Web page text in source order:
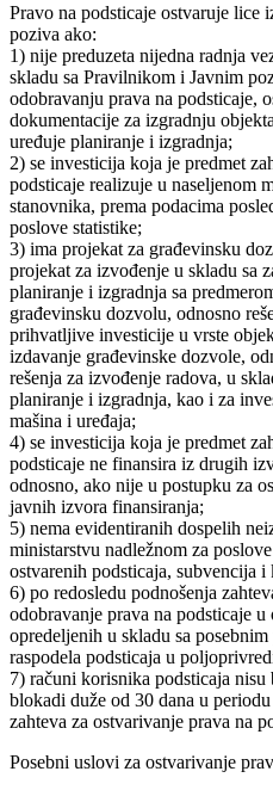
Pravo na podsticaje ostvaruje lice
poziva ako:
1) nije preduzeta nijedna radnja
skladu sa Pravilnikom i Javnim
odobravanju prava na podsticaje,
dokumentacije za izgradnju
uređuje planiranje i izgradnja;
2) se investicija koja je predmet
podsticaje realizuje u naseljenom
stanovnika, prema podacima
poslove statistike;
3) ima projekat za građevinsku
projekat za izvođenje u skladu sa
planiranje i izgradnja sa
građevinsku dozvolu, odnosno
prihvatljive investicije u vrste
izdavanje građevinske dozvole,
rešenja za izvođenje radova, u
planiranje i izgradnja, kao i za
mašina i uređaja;
4) se investicija koja je predmet
podsticaje ne finansira iz drugih
odnosno, ako nije u postupku za
javnih izvora finansiranja;
5) nema evidentiranih dospelih
ministarstvu nadležnom za
ostvarenih podsticaja, subvencija i
6) po redosledu podnošenja
odobravanje prava na podsticaje
opredeljenih u skladu sa
raspodela podsticaja u
7) računi korisnika podsticaja
blokadi duže od 30 dana u
zahteva za ostvarivanje prava na
Posebni uslovi za ostvarivanje